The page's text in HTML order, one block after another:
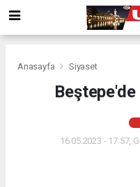
Anasayfa Siyaset
16.05.2023 - 17:57,